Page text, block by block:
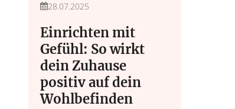
28.07.2025
Einrichten mit
Gefühl: So wirkt
dein Zuhause
positiv auf dein
Wohlbefinden